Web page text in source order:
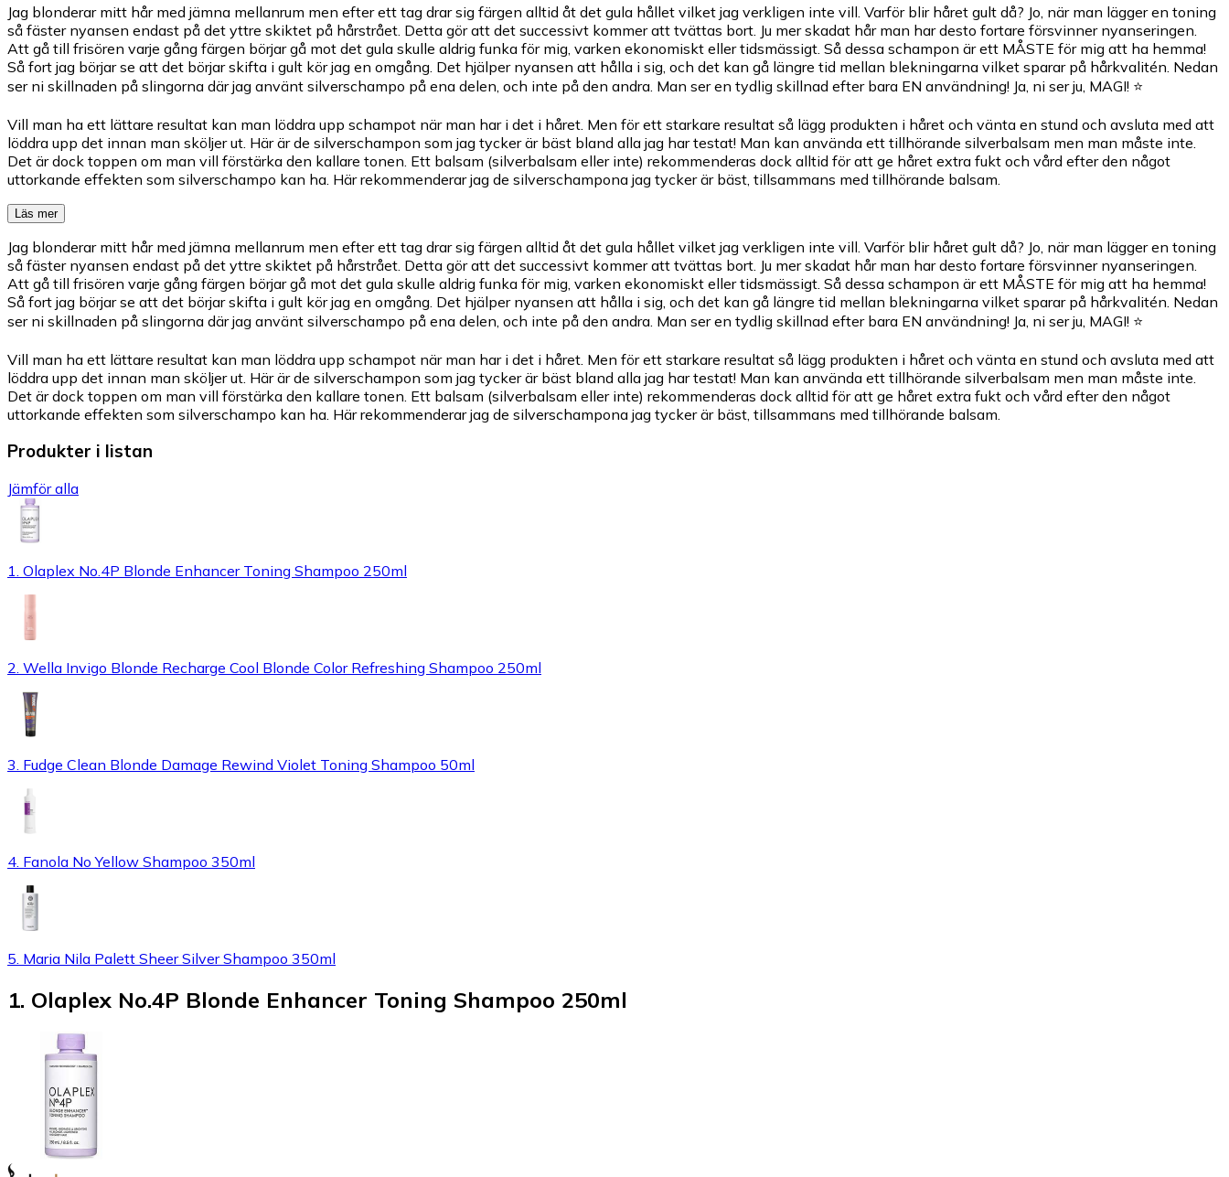
Jag blonderar mitt hår med jämna mellanrum men efter ett tag drar sig färgen alltid åt det gula hållet vilket jag verkligen inte vill. Varför blir håret gult då? Jo, när man lägger en toning
så fäster nyansen endast på det yttre skiktet på hårstrået. Detta gör att det successivt kommer att tvättas bort. Ju mer skadat hår man har desto fortare försvinner nyanseringen.
Att gå till frisören varje gång färgen börjar gå mot det gula skulle aldrig funka för mig, varken ekonomiskt eller tidsmässigt. Så dessa schampon är ett MÅSTE för mig att ha hemma!
Så fort jag börjar se att det börjar skifta i gult kör jag en omgång. Det hjälper nyansen att hålla i sig, och det kan gå längre tid mellan blekningarna vilket sparar på hårkvalitén. Nedan
ser ni skillnaden på slingorna där jag använt silverschampo på ena delen, och inte på den andra. Man ser en tydlig skillnad efter bara EN användning! Ja, ni ser ju, MAGI! ⭐
Vill man ha ett lättare resultat kan man löddra upp schampot när man har i det i håret. Men för ett starkare resultat så lägg produkten i håret och vänta en stund och avsluta med att
löddra upp det innan man sköljer ut. Här är de silverschampon som jag tycker är bäst bland alla jag har testat! Man kan använda ett tillhörande silverbalsam men man måste inte.
Det är dock toppen om man vill förstärka den kallare tonen. Ett balsam (silverbalsam eller inte) rekommenderas dock alltid för att ge håret extra fukt och vård efter den något
uttorkande effekten som silverschampo kan ha. Här rekommenderar jag de silverschampona jag tycker är bäst, tillsammans med tillhörande balsam.
Läs mer
Jag blonderar mitt hår med jämna mellanrum men efter ett tag drar sig färgen alltid åt det gula hållet vilket jag verkligen inte vill. Varför blir håret gult då? Jo, när man lägger en toning
så fäster nyansen endast på det yttre skiktet på hårstrået. Detta gör att det successivt kommer att tvättas bort. Ju mer skadat hår man har desto fortare försvinner nyanseringen.
Att gå till frisören varje gång färgen börjar gå mot det gula skulle aldrig funka för mig, varken ekonomiskt eller tidsmässigt. Så dessa schampon är ett MÅSTE för mig att ha hemma!
Så fort jag börjar se att det börjar skifta i gult kör jag en omgång. Det hjälper nyansen att hålla i sig, och det kan gå längre tid mellan blekningarna vilket sparar på hårkvalitén. Nedan
ser ni skillnaden på slingorna där jag använt silverschampo på ena delen, och inte på den andra. Man ser en tydlig skillnad efter bara EN användning! Ja, ni ser ju, MAGI! ⭐
Vill man ha ett lättare resultat kan man löddra upp schampot när man har i det i håret. Men för ett starkare resultat så lägg produkten i håret och vänta en stund och avsluta med att
löddra upp det innan man sköljer ut. Här är de silverschampon som jag tycker är bäst bland alla jag har testat! Man kan använda ett tillhörande silverbalsam men man måste inte.
Det är dock toppen om man vill förstärka den kallare tonen. Ett balsam (silverbalsam eller inte) rekommenderas dock alltid för att ge håret extra fukt och vård efter den något
uttorkande effekten som silverschampo kan ha. Här rekommenderar jag de silverschampona jag tycker är bäst, tillsammans med tillhörande balsam.
Produkter i listan
Jämför alla
1. Olaplex No.4P Blonde Enhancer Toning Shampoo 250ml
2. Wella Invigo Blonde Recharge Cool Blonde Color Refreshing Shampoo 250ml
3. Fudge Clean Blonde Damage Rewind Violet Toning Shampoo 50ml
4. Fanola No Yellow Shampoo 350ml
5. Maria Nila Palett Sheer Silver Shampoo 350ml
1. Olaplex No.4P Blonde Enhancer Toning Shampoo 250ml